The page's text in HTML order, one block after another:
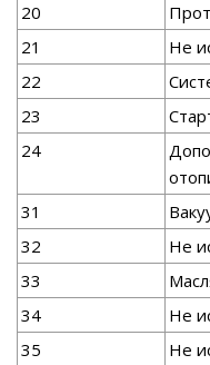
20
21
Не
22
23
24
31
32
Не
33
34
Не
35
Не